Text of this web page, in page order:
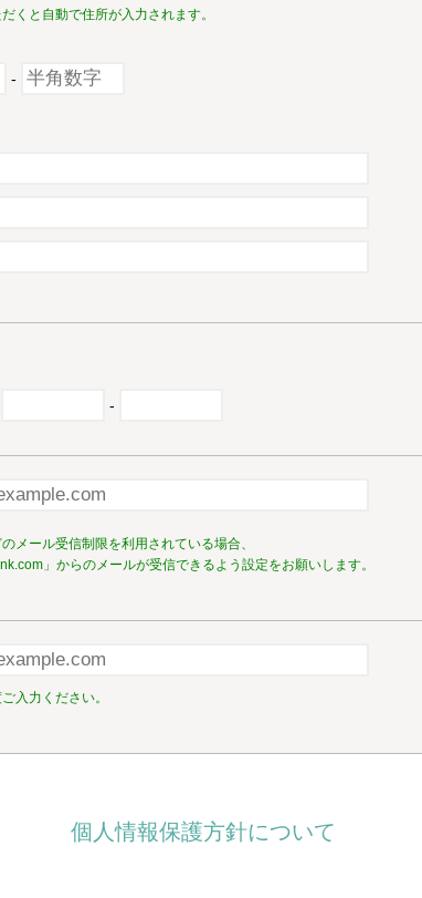
くと自動で住所が入力されます。
-
-
メール受信制限を利用されている場合、
」からのメールが受信できるよう設定をお願いします。
入力ください。
個人情報保護方針について